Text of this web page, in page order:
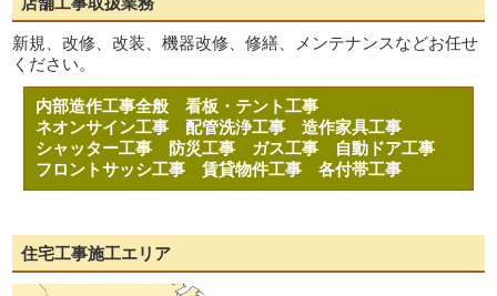
新規、改修、改装、機器改修、修繕、メンテナンスなどお任せ
ください。
内部造作工事全般看板・テント工事
ネオンサイン工事配管洗浄工事造作家具工事
シャッター工事
防災工事 ガス工事
自動ドア工事
フロントサッシ工事賃貸物件工事各付帯工事
住宅工事施工エリア